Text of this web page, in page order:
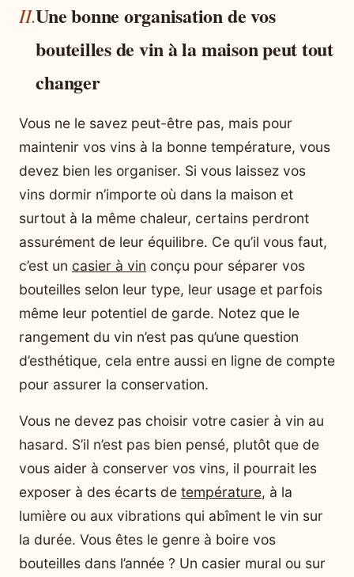
Une bonne organisation de vos
bouteilles de vin à la maison peut tout
changer
Vous ne le savez peut-être pas, mais pour
maintenir vos vins à la bonne température, vous
devez bien les organiser. Si vous laissez vos
vins dormir n’importe où dans la maison et
surtout à la même chaleur, certains perdront
assurément de leur équilibre. Ce qu’il vous faut,
c’est un casier à vin conçu pour séparer vos
bouteilles selon leur type, leur usage et parfois
même leur potentiel de garde. Notez que le
rangement du vin n’est pas qu’une question
d’esthétique, cela entre aussi en ligne de compte
pour assurer la conservation.
Vous ne devez pas choisir votre casier à vin au
hasard. S’il n’est pas bien pensé, plutôt que de
vous aider à conserver vos vins, il pourrait les
exposer à des écarts de température, à la
lumière ou aux vibrations qui abîment le vin sur
la durée. Vous êtes le genre à boire vos
bouteilles dans l’année ? Un casier mural ou sur